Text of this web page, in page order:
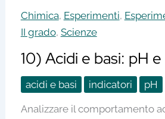
Chimica, Esperimenti,
II grado, Scienze
10) Acidi e basi: pH
acidi e basi indicatori pH
Analizzare il comportamento